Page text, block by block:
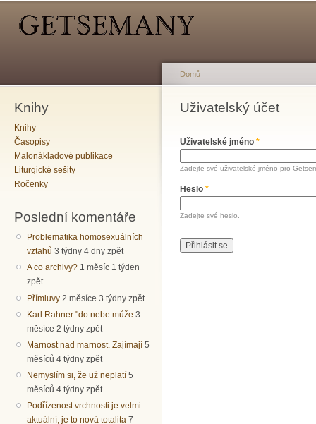
Knihy
Knihy
Časopisy
Malonákladové publikace
Liturgické sešity
Ročenky
Poslední komentáře
Problematika homosexuálních
vztahů 3 týdny 4 dny zpět
A co archivy? 1 měsíc 1 týden
zpět
Přímluvy 2 měsíce 3 týdny zpět
Karl Rahner "do nebe může 3
měsíce 2 týdny zpět
Marnost nad marnost. Zajímají 5
měsíců 4 týdny zpět
Nemyslím si, že už neplatí 5
měsíců 4 týdny zpět
Podřízenost vrchnosti je velmi
aktuální, je to nová totalita 7
Jste zde
Domů
Uživatelský účet
Hlavní záložky
Uživatelské jméno *
Zadejte své uživatelské jméno pro
Heslo *
Zadejte své heslo.